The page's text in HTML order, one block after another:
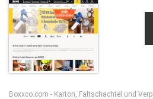
Boxxco.com - Karton, Faltschachtel und